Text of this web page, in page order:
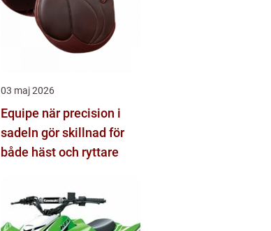
03 maj 2026
Equipe när precision i
sadeln gör skillnad för
både häst och ryttare